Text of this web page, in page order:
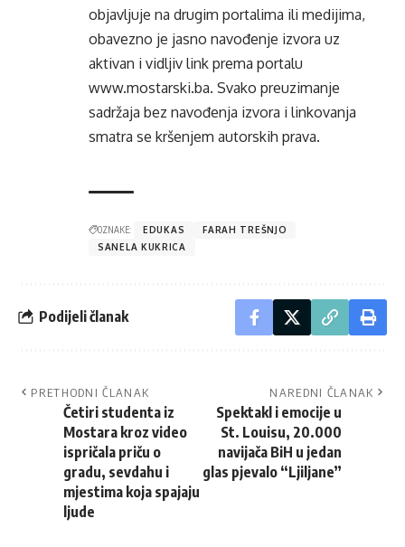
objavljuje na drugim portalima ili medijima,
obavezno je jasno navođenje izvora uz
aktivan i vidljiv link prema portalu
www.mostarski.ba. Svako preuzimanje
sadržaja bez navođenja izvora i linkovanja
smatra se kršenjem autorskih prava.
OZNAKE: EDUKAS
FARAH TREŠNJO
SANELA KUKRICA
Podijeli članak
PRETHODNI ČLANAK
Četiri studenta iz
Mostara kroz video
ispričala priču o
gradu, sevdahu i
mjestima koja spajaju
ljude
NAREDNI ČLANAK
Spektakl i emocije u
St. Louisu, 20.000
navijača BiH u jedan
glas pjevalo “Ljiljane”